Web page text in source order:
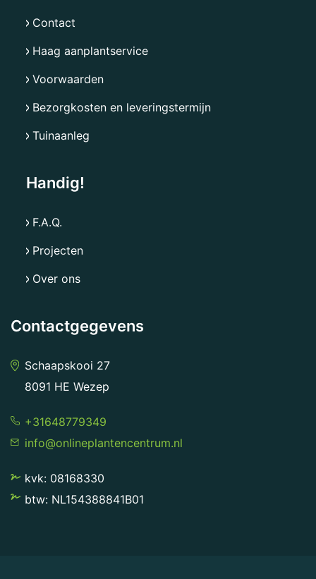
Contact
Haag aanplantservice
Voorwaarden
Bezorgkosten en leveringstermijn
Tuinaanleg
Handig!
F.A.Q.
Projecten
Over ons
Contactgegevens
Schaapskooi 27
8091 HE Wezep
+31648779349
info@onlineplantencentrum.nl
kvk: 08168330
btw: NL154388841B01